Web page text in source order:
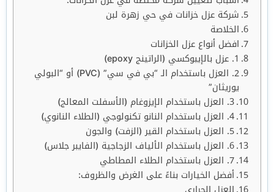
شركة عزل خزانات في حي زهرة لبن
الخلاصة
افضل أنواع عزل الخزانات
1. عزل بالإيبوكسي (الراتينج epoxy)
2. العزل باستخدام الـ “بي في سي” (PVC) أو “البولي
يوريثان”
3. العزل باستخدام الإيزوغام (الأسفلت المعالج)
4. العزل باستخدام النانو تكنولوجي (الطلاء النانوي)
5. العزل باستخدام القير (الزفت) والجون
6. العزل باستخدام الألياف الزجاجية (الفايبر جلاس)
7. العزل باستخدام الطلاء المطاطي
أفضل الخيارات بناءً على الغرض والظروف: